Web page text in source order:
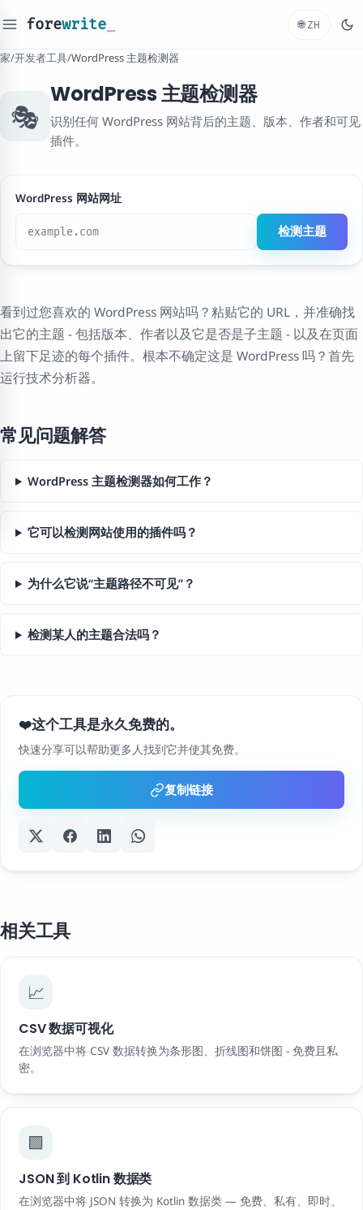
forewrite 🌐 ZH
家/开发者工具/WordPress 主题检测器
🎭
WordPress 主题检测器
识别任何 WordPress 网站背后的主题、版本、作者和可见
插件。
WordPress 网站网址
检测主题
看到过您喜欢的 WordPress 网站吗？粘贴它的 URL，并准确找
出它的主题 - 包括版本、作者以及它是否是子主题 - 以及在页面
上留下足迹的每个插件。根本不确定这是 WordPress 吗？首先
运行技术分析器。
常见问题解答
WordPress 主题检测器如何工作？
它可以检测网站使用的插件吗？
为什么它说“主题路径不可见”？
检测某人的主题合法吗？
❤️这个工具是永久免费的。
快速分享可以帮助更多人找到它并使其免费。
复制链接
相关工具
📈
CSV 数据可视化
在浏览器中将 CSV 数据转换为条形图、折线图和饼图 - 免费且私
密。
🟪
JSON 到 Kotlin 数据类
在浏览器中将 JSON 转换为 Kotlin 数据类 — 免费、私有、即时、